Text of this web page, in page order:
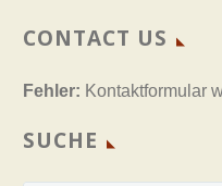
CONTACT US
Fehler: Kontaktformular
SUCHE